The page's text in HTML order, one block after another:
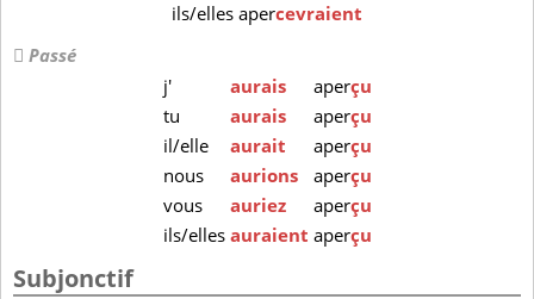
ils/ellesapercevraient
Passé
j'
aurais aperçu
tu
aurais aperçu
il/elle
aurait aperçu
nous
aurions aperçu
vous
auriez aperçu
ils/elles auraient aperçu
Subjonctif